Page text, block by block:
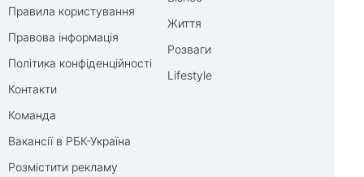
Правила користування
Правова інформація
Політика конфіденційності
Контакти
Команда
Вакансії в РБК-Україна
Розмістити рекламу
Життя
Розваги
Lifestyle